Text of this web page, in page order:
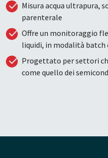
Misura acqua ultrapura,
parenterale
Offre un monitoraggio
liquidi, in modalità batch
Progettato per settori
come quello dei